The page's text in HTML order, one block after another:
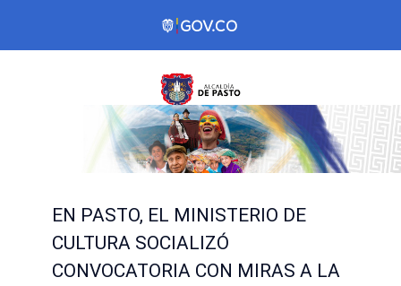
EN PASTO, EL MINISTERIO DE
CULTURA SOCIALIZÓ
CONVOCATORIA CON MIRAS A LA